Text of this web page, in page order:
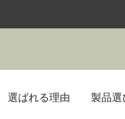
選ばれる理由 製品選